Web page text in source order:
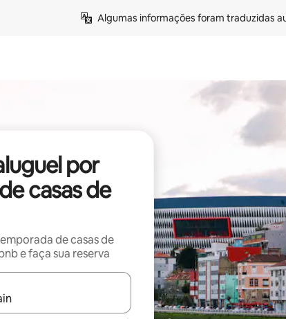
Algumas informações foram traduzidas
por
casas de
de casas de
e faça sua reserva
disponíveis, explore-os usando as seta para cima e